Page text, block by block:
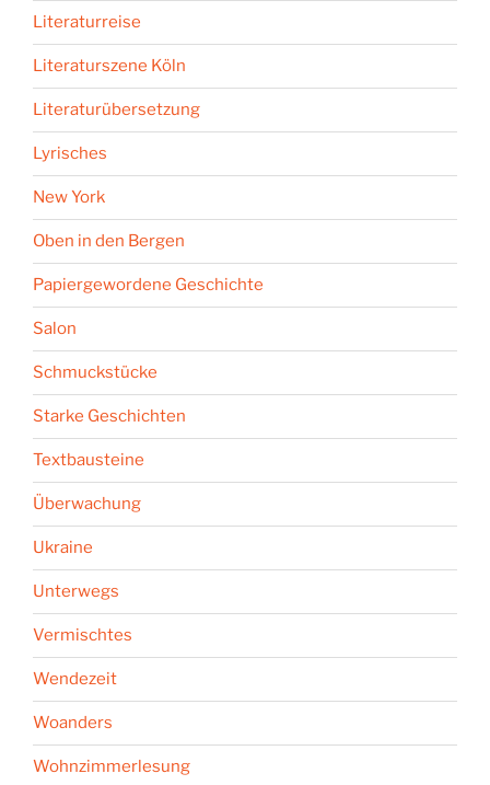
Literaturreise
Literaturszene Köln
Literaturübersetzung
Lyrisches
New York
Oben in den Bergen
Papiergewordene Geschichte
Salon
Schmuckstücke
Starke Geschichten
Textbausteine
Überwachung
Ukraine
Unterwegs
Vermischtes
Wendezeit
Woanders
Wohnzimmerlesung